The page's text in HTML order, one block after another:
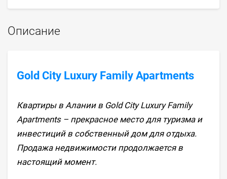
Описание
Gold City Luxury Family Apartments
Квартиры в Алании в Gold City Luxury Family
Apartments – прекрасное место для туризма и
инвестиций в собственный дом для отдыха.
Продажа недвижимости продолжается в
настоящий момент.